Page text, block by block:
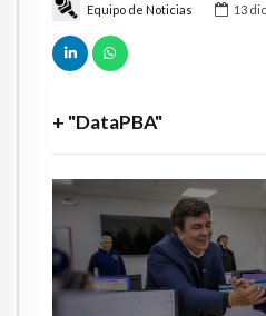
Equipo de Noticias 13
+ "DataPBA"